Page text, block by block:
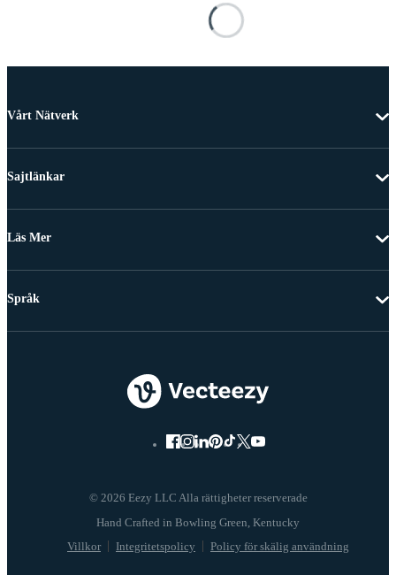
Vårt Nätverk
Sajtlänkar
Läs Mer
© 2026 Eezy LLC Alla rättigheter reserverade
Villkor Integritetspolicy Policy för skälig användning
Språk